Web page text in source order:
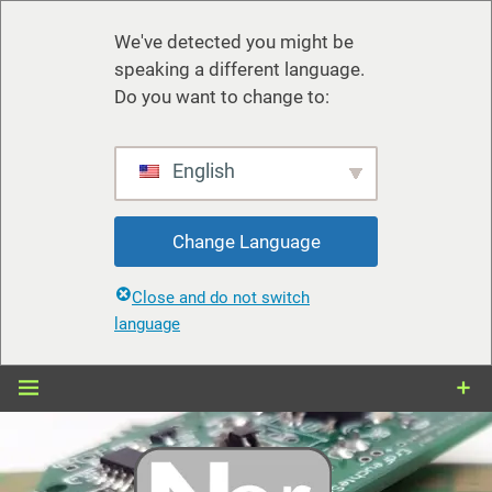
We've detected you might be
speaking a different language.
Do you want to change to:
English
Change Language
Close and do not switch
language
Zum